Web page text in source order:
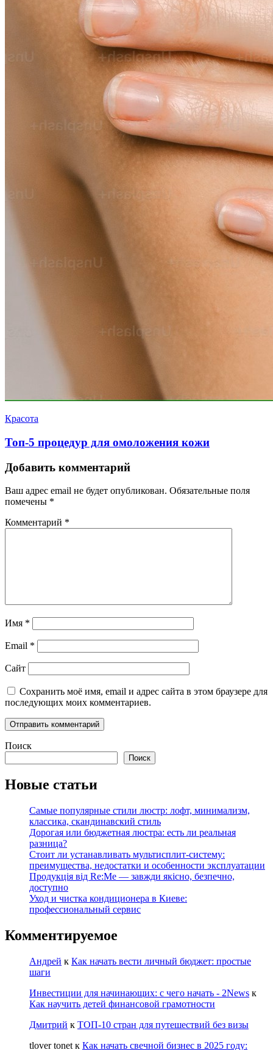
Красота
Топ-5 процедур для омоложения кожи
Добавить комментарий
Ваш адрес email не будет опубликован. Обязательные поля
помечены *
Комментарий *
Имя *
Email *
Сайт
Сохранить моё имя, email и адрес сайта в этом браузере для
последующих моих комментариев.
Поиск
Поиск
Новые статьи
Самые популярные стили люстр: лофт, минимализм,
классика, скандинавский стиль
Дорогая или бюджетная люстра: есть ли реальная
разница?
Стоит ли устанавливать мультисплит-систему:
преимущества, недостатки и особенности эксплуатации
Продукція від Re:Me — завжди якісно, безпечно,
доступно
Уход и чистка кондиционера в Киеве:
профессиональный сервис
Комментируемое
Андрей к Как начать вести личный бюджет: простые
шаги
Инвестиции для начинающих: с чего начать - 2News к
Как научить детей финансовой грамотности
Дмитрий к ТОП-10 стран для путешествий без визы
tlover tonet к Как начать свечной бизнес в 2025 году: